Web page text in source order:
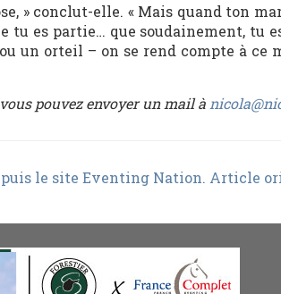
» conclut-elle. « Mais quand ton
tu es partie… que soudainement, tu
un orteil – on se rend compte à ce
pouvez envoyer un mail à
le site Eventing Nation. Article